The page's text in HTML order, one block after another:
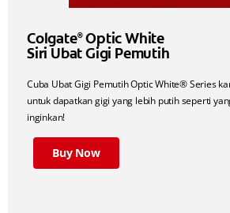
Colgate®Optic White
Siri Ubat Gigi Pemutih
Cuba Ubat Gigi Pemutih Optic White® Series
untuk dapatkan gigi yang lebih putih seperti
inginkan!
Buy Now